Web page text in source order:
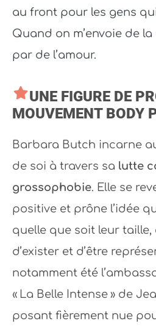
au front pour les gens
Quand on m’envoie de
par de l’amour.
UNE FIGURE DE
MOUVEMENT BODY
Barbara Butch incarne
de soi à travers sa lutte
grossophobie. Elle se
positive et prône l’idée
quelle que soit leur
d’exister et d’être
notamment été
« La Belle Intense » de
posant fièrement nue